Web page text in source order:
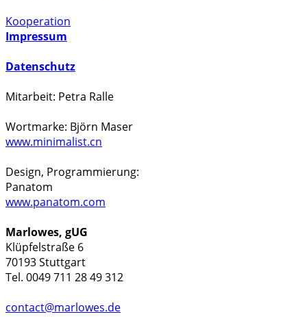
Kooperation
Impressum
Datenschutz
Mitarbeit: Petra Ralle
Wortmarke: Björn Maser
www.minimalist.cn
Design, Programmierung:
Panatom
www.panatom.com
Marlowes, gUG
Klüpfelstraße 6
70193 Stuttgart
Tel. 0049 711 28 49 312
contact@marlowes.de